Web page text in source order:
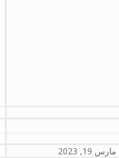
مارس 19, 2023